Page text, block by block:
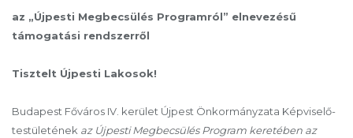
az „Újpesti Megbecsülés Programról” elnevezésű
támogatási rendszerről
Tisztelt Újpesti Lakosok!
Budapest Főváros IV. kerület Újpest Önkormányzata Képviselő-
testületének az Újpesti Megbecsülés Program keretében az